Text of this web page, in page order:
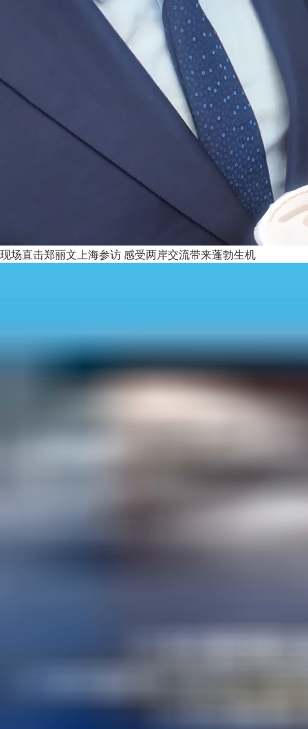
现场直击郑丽文上海参访 感受两岸交流带来蓬勃生机